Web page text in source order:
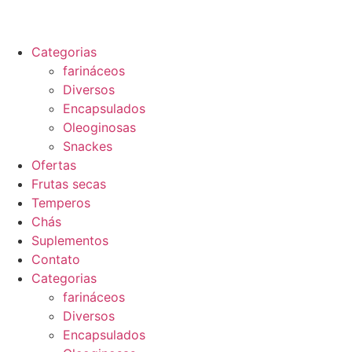
Categorias
farináceos
Diversos
Encapsulados
Oleoginosas
Snackes
Ofertas
Frutas secas
Temperos
Chás
Suplementos
Contato
Categorias
farináceos
Diversos
Encapsulados